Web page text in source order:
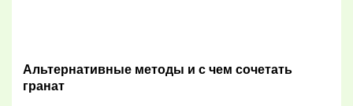
Альтернативные методы и с чем сочетать
гранат